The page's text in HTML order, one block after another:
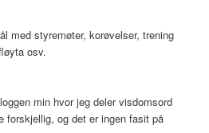
med styremøter, korøvelser, trening
osv.
min hvor jeg deler visdomsord
forskjellig, og det er ingen fasit på